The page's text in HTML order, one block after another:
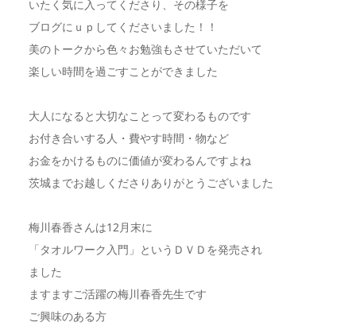
いたく気に入ってくださり、その様子を
ブログにｕｐしてくださいました！！
美のトークから色々お勉強もさせていただいて
楽しい時間を過ごすことができました
大人になると大切なことって変わるものです
お付き合いする人・費やす時間・物など
お金をかけるものに価値が変わるんですよね
茨城までお越しくださりありがとうございました
梅川春香さんは12月末に
「タオルワーク入門」というＤＶＤを発売され
ました
ますますご活躍の梅川春香先生です
ご興味のある方